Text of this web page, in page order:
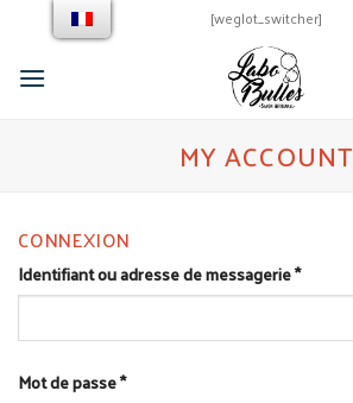
content
[weglot_switcher]
MY ACCOUNT
CONNEXION
Identifiant ou adresse de messagerie*
Mot de passe*